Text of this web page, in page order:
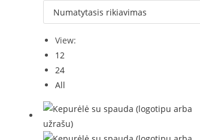
View:
12
24
All